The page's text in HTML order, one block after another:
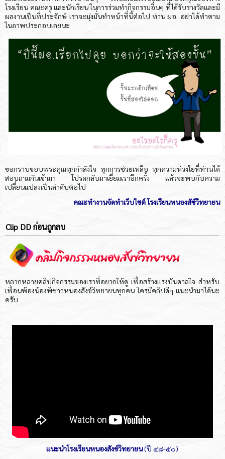
โรงเรียน คณะครู และนักเรียน ในการร่วมทำกิจกรรมอื่นๆ ที่ได้รับรางวัลและมี
ผลงานเป็นที่ประจักษ์ เราจะมุ่งมั่นทำหน้าที่นี้ต่อไป ท่าน ผอ. อย่าได้ทำตาม
ในภาพประกอบเลยนะ
ขอกราบขอบพระคุณทุกกำลังใจ ทุกการช่วยเหลือ ทุกความห่วงใยที่ท่านได้
สอบถามกันเข้ามา โปรดกลับมาเยี่ยมเราอีกครั้ง แล้วจะพบกับความ
เปลี่ยนแปลงเป็นลำดับต่อไป
คณะทำงานจัดทำเว็บไซต์ โรงเรียนหนองสัข์วิทยายน
Clip DD ก่อนถูกลบ
หลากหลายคลิปกิจกรรมของเราที่อยากให้ดู เพื่อสร้างแรงบันดาลใจ สำหรับ
เพื่อนพ้องน้องพี่ชาวหนองสังข์วิทยายนทุกคน ใครมีคลิปดีๆ แนะนำมาได้นะ
ครับ
แนะนำโรงเรียนหนองสังข์วิทยายน(ปี ๔๘-๕๐)